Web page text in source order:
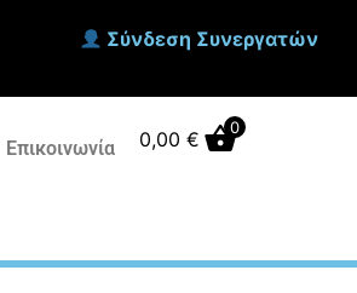
Σύνδεση Συνεργατών
Επικοινωνία 0,00 € 0